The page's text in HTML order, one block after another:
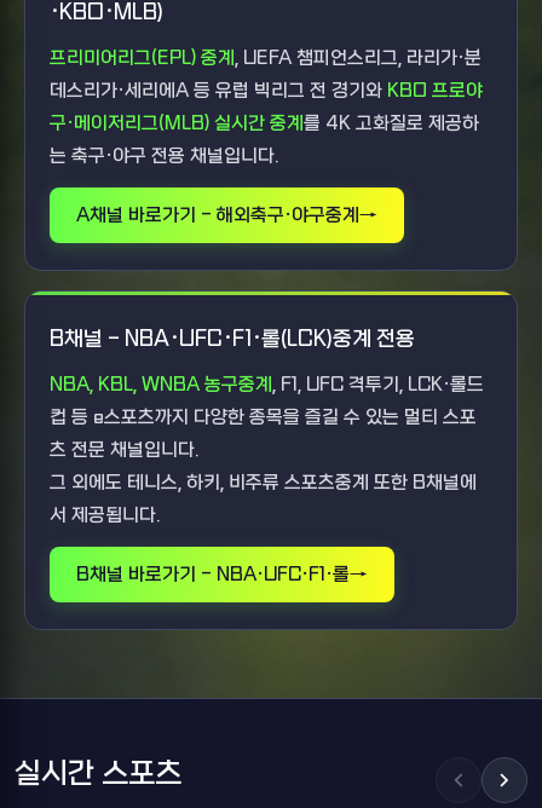
·KBO·MLB)
프리미어리그(EPL) 중계 , UEFA 챔피언스리그, 라리가·분
데스리가·세리에A 등 유럽 빅리그 전 경기와 KBO 프로야
구·메이저리그(MLB) 실시간 중계 를 4K 고화질로 제공하
는 축구·야구 전용 채널입니다.
A채널 바로가기 - 해외축구·야구중계
B채널 - NBA·UFC·F1·롤(LCK)중계 전용
NBA, KBL, WNBA 농구중계 , F1, UFC 격투기, LCK·롤드
컵 등 e스포츠까지 다양한 종목을 즐길 수 있는 멀티 스포
츠 전문 채널입니다.
그 외에도 테니스, 하키, 비주류 스포츠중계 또한 B채널에
서 제공됩니다.
B채널 바로가기 - NBA·UFC·F1·롤
실시간 스포츠 chevron_left chevron_right